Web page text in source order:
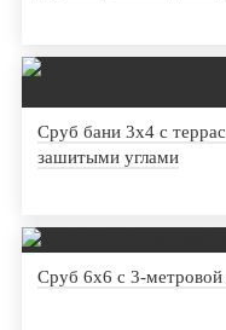
Сруб бани 3х4 с
зашитыми углами
Сруб 6х6 с 3-